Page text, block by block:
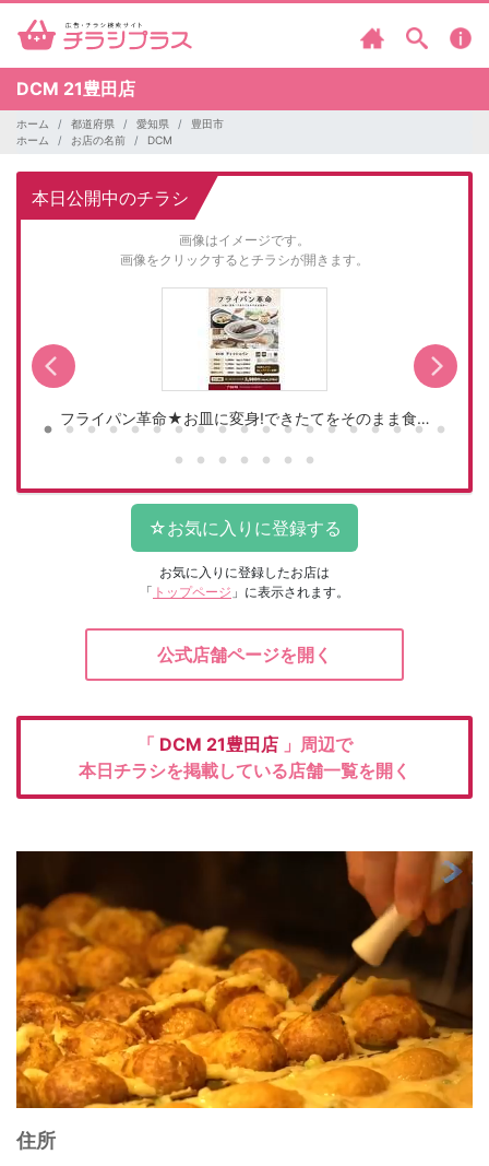
DCM 21豊田店
ホーム 都道府県 愛知県
豊田市
ホーム
お店の名前 DCM
本日公開中のチラシ
画像はイメージです。
画像をクリックするとチラシが開きます。
フライパン革命★お皿に変身!できたてをそのまま食…
お気に入りに登録したお店は
「 トップページ 」に表示されます。
公式店舗ページを開く
「 DCM 21豊田店 」周辺で
本日チラシを掲載している店舗一覧を開く
住所